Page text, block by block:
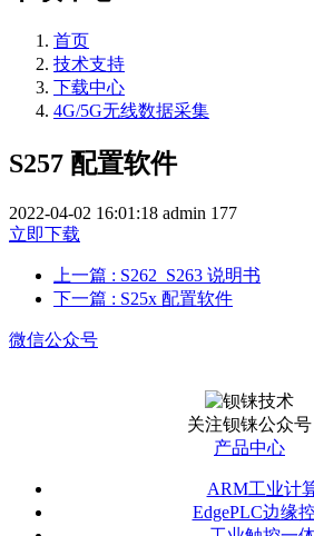
首页
技术支持
下载中心
4G/5G无线数据采集
S257 配置软件
2022-04-02 16:01:18 admin 177
立即下载
上一篇 : S262_S263 说明书
下一篇 : S25x 配置软件
微信公众号
关注钡铼公众号
产品中心
ARM工业计
EdgePLC边缘